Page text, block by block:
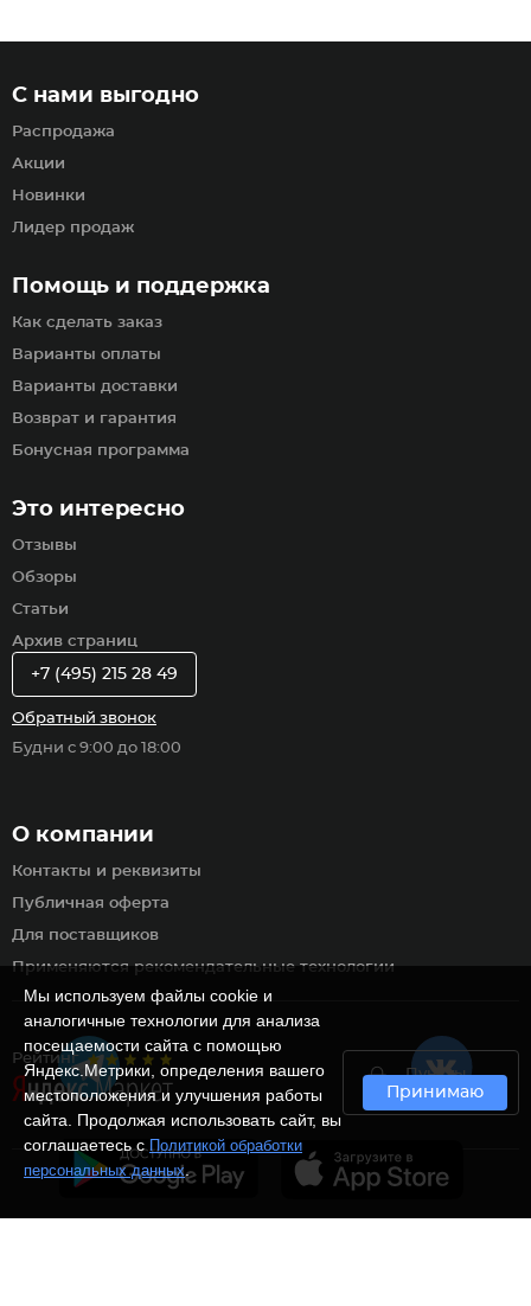
Рейтинг
Пункты
самовывоза
Помощь и поддержка
Как сделать заказ
Варианты оплаты
Варианты доставки
Возврат и гарантия
Бонусная программа
С нами выгодно
Распродажа
Акции
Новинки
Лидер продаж
Это интересно
Отзывы
Обзоры
Статьи
Архив страниц
О компании
Контакты и реквизиты
Публичная оферта
Для поставщиков
Применяются рекомендательные технологии
+7 (495) 215 28 49
Обратный звонок
Будни с 9:00 до 18:00
Мы используем файлы cookie и
аналогичные технологии для анализа
посещаемости сайта с помощью
Яндекс.Метрики, определения вашего
местоположения и улучшения работы
сайта. Продолжая использовать сайт, вы
соглашаетесь с Политикой обработки
персональных данных.
Принимаю